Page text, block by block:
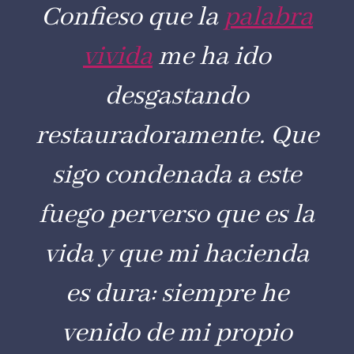
Confieso que lapalabra
vividame ha ido
desgastando
restauradoramente. Que
sigo condenada a este
fuego perverso que es la
vida y que mi hacienda
es dura: siempre he
venido de mi propio